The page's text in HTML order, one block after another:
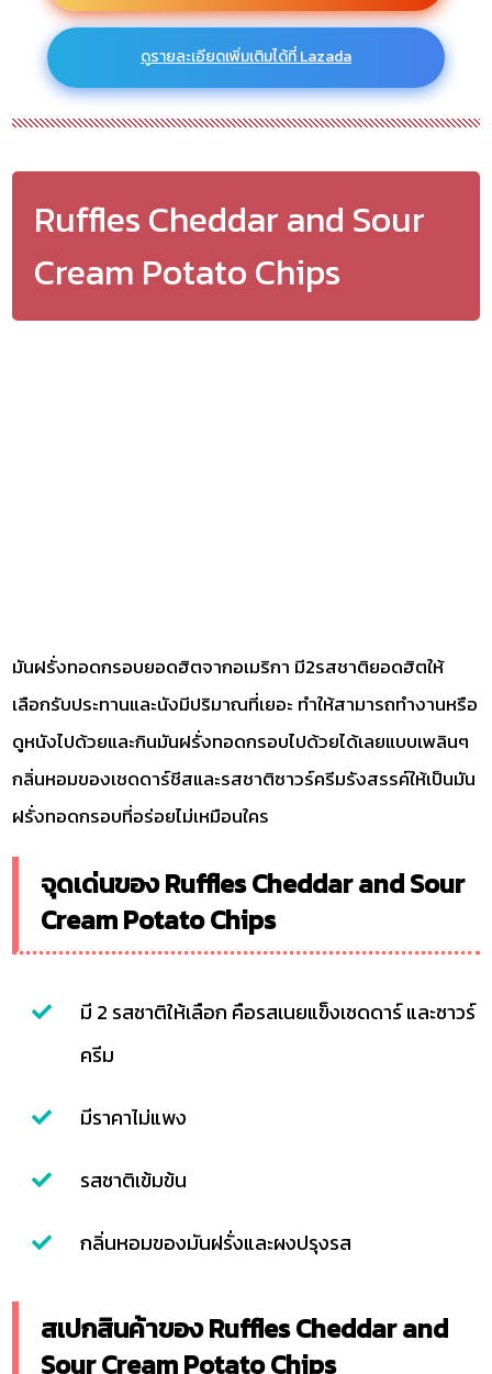
ดูรายละเอียดเพิ่มเติมได้ที่ Lazada
Ruffles Cheddar and Sour
Cream Potato Chips
มันฝรั่งทอดกรอบยอดฮิตจากอเมริกา มี2รสชาติยอดฮิตให้
เลือกรับประทานและนังมีปริมาณที่เยอะ ทำให้สามารถทำงานหรือ
ดูหนังไปด้วยและกินมันฝรั่งทอดกรอบไปด้วยได้เลยแบบเพลินๆ
กลิ่นหอมของเชดดาร์ชีสและรสชาติซาวร์ครีมรังสรรค์ให้เป็นมัน
ฝรั่งทอดกรอบที่อร่อยไม่เหมือนใคร
จุดเด่นของ Ruffles Cheddar and Sour
Cream Potato Chips
มี 2 รสชาติให้เลือก คือรสเนยแข็งเชดดาร์ และซาวร์
ครีม
มีราคาไม่แพง
รสชาติเข้มข้น
กลิ่นหอมของมันฝรั่งและผงปรุงรส
สเปกสินค้าของ Ruffles Cheddar and
Sour Cream Potato Chips